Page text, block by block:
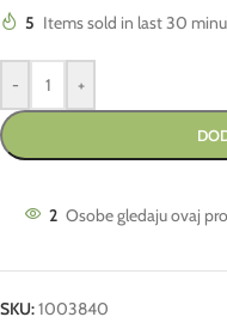
5 Items sold in last 30
- +
2 Osobe gledaju ovaj
SKU:1003840